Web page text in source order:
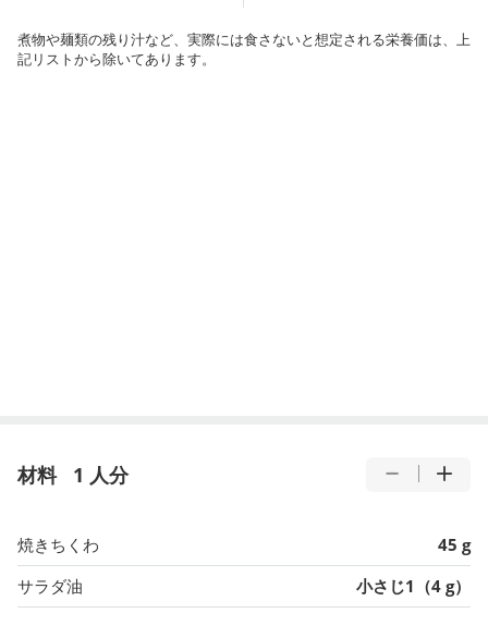
煮物や麺類の残り汁など、実際には食さないと想定される栄養価は、上
記リストから除いてあります。
材料 1 人分
焼きちくわ
45 g
サラダ油
小さじ1（4 g）